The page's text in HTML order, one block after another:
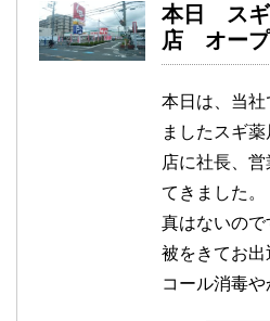
本日 スギ
店 オー
本日は、当社
ましたスギ
店に社長、
てきました
真はないの
被をきてお
コール消毒